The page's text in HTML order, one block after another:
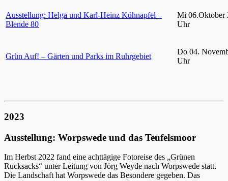
Ausstellung: Helga und Karl-Heinz Kühnapfel –
Blende 80
Mi 06.Oktober
Uhr
Grün Auf! – Gärten und Parks im Ruhrgebiet
Do 04.
Uhr
2023
Ausstellung: Worpswede und das Teufelsmoor
Im Herbst 2022 fand eine achttägige Fotoreise des „Grünen
Rucksacks“ unter Leitung von Jörg Weyde nach Worpswede statt.
Die Landschaft hat Worpswede das Besondere gegeben. Das